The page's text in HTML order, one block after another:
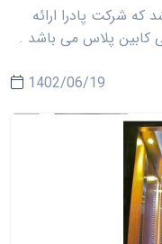
که شرکت پادرا ارائه
کابین پلاس می باشد .
1402/06/19